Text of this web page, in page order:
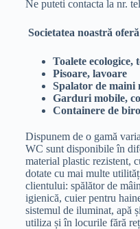
Ne puteti contacta la nr.
Societatea noastră
Toalete ecologice,
Pisoare, lavoare
Spalator de maini
Garduri mobile,
Containere de
Dispunem de o gamă
WC sunt disponibile în
material plastic rezistent,
dotate cu mai multe
clientului: spălător de
igienică, cuier pentru
sistemul de iluminat, apă
utiliza și în locurile fără